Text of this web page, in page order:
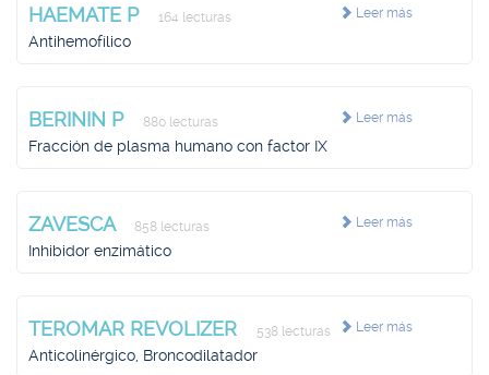
Leer más
HAEMATE P 164 lecturas
Antihemofílico
Leer más
BERININ P 880 lecturas
Fracción de plasma humano con factor IX
Leer más
ZAVESCA 858 lecturas
Inhibidor enzimático
Leer más
TEROMAR REVOLIZER 538 lecturas
Anticolinérgico, Broncodilatador